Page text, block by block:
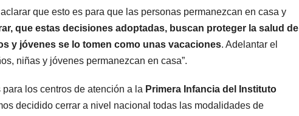
que esto es para que las personas permanezcan en casa y
que estas decisiones adoptadas, buscan proteger la salud de
y jóvenes se lo tomen como unas vacaciones. Adelantar el
niñas y jóvenes permanezcan en casa”.
los centros de atención a la Primera Infancia del Instituto
decidido cerrar a nivel nacional todas las modalidades de